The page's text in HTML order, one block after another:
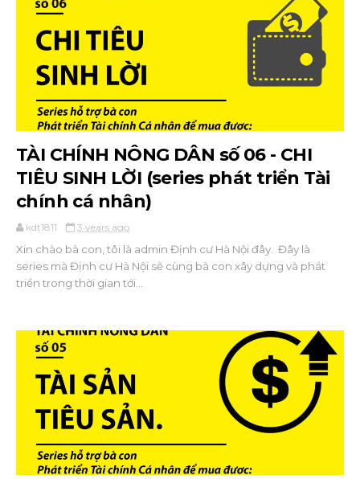
TÀI CHÍNH NÔNG DÂN số 06 - CHI
TIÊU SINH LỜI (series phát triển Tài
chính cá nhân)
kdt1811 3 years ago
Xin chào bà con, tôi là admin Định cư Hà Nội đây. Đây là
series mà Định cư Hà Nội sẽ cùng bà con xây dựng và phát
triển trong thời gian tới...